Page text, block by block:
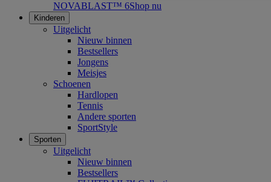
NOVABLAST™ 6Shop nu
Kinderen
Uitgelicht
Nieuw binnen
Bestsellers
Jongens
Meisjes
Schoenen
Hardlopen
Tennis
Andere sporten
SportStyle
Sporten
Uitgelicht
Nieuw binnen
Bestsellers